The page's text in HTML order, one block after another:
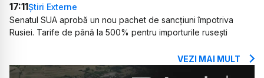
17:11Știri Externe
Senatul SUA aprobă un nou pachet de sancțiuni împotriva
Rusiei. Tarife de până la 500% pentru importurile rusești
VEZI MAI MULT